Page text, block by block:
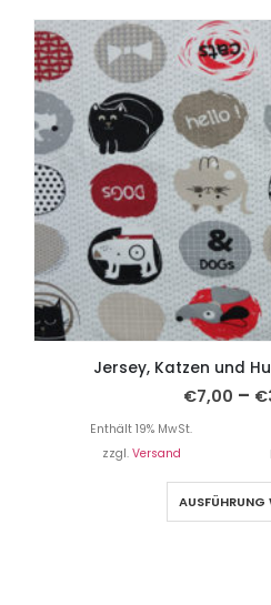
Jersey, Katzen und
€7,00 – €
Enthält 19% MwSt.
zzgl. Versand
AUSFÜHRUNG